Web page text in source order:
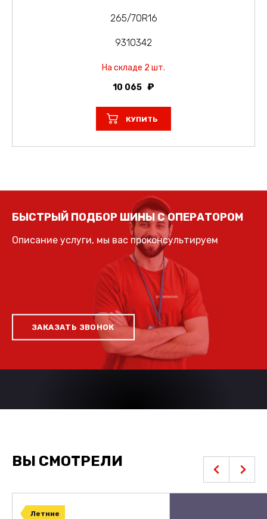
265/70R16
9310342
На складе 2 шт.
10 065
КУПИТЬ
БЫСТРЫЙ ПОДБОР ШИНЫ С ОПЕРАТОРОМ
Описание услуги, мы вас проконсультируем
ЗАКАЗАТЬ ЗВОНОК
ВЫ СМОТРЕЛИ
Летние